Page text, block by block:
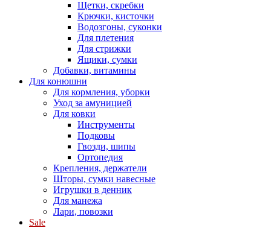
Щетки, скребки
Крючки, кисточки
Водозгоны, суконки
Для плетения
Для стрижки
Ящики, сумки
Добавки, витамины
Для конюшни
Для кормления, уборки
Уход за амуницией
Для ковки
Инструменты
Подковы
Гвозди, шипы
Ортопедия
Крепления, держатели
Шторы, сумки навесные
Игрушки в денник
Для манежа
Лари, повозки
Sale